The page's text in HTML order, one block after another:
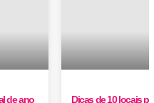
de ano
Dicas de 10 locais